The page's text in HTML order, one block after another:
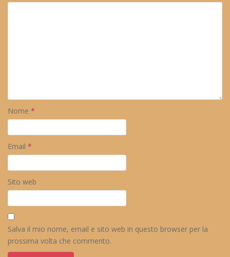
Nome *
Email *
Sito web
Salva il mio nome, email e sito web in questo browser per la
prossima volta che commento.